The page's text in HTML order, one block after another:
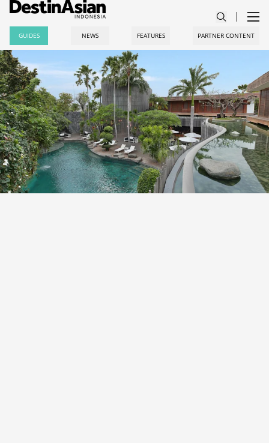
GUIDES NEWS FEATURES PARTNER CONTENT